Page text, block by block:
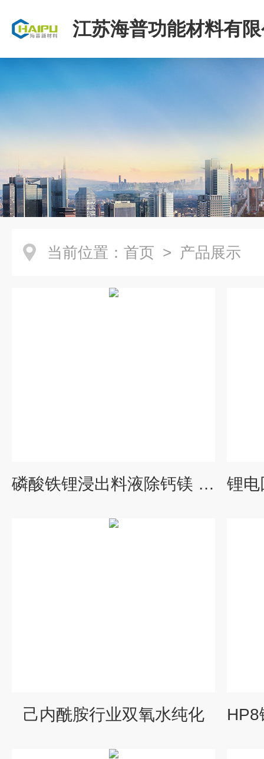
江苏海普功能材料有
当前位置： 首页 > 产品展示
磷酸铁锂浸出料液除钙镁 离子交换树脂
己内酰胺行业双氧水纯化